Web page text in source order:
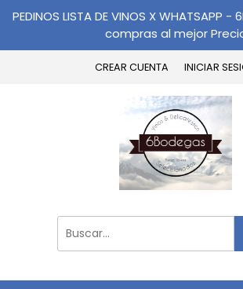
PEDINOS LISTA DE VINOS X WHATSAPP
compras al mejor
CREAR CUENTA INICIAR